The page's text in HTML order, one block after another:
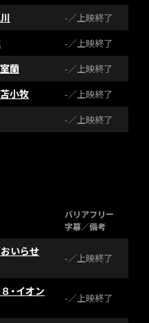
-／上映終了
-／上映終了
蘭
-／上映終了
小牧
-／上映終了
-／上映終了
バリアフリー
字幕／備考
いらせ
-／上映終了
・イオン
-／上映終了